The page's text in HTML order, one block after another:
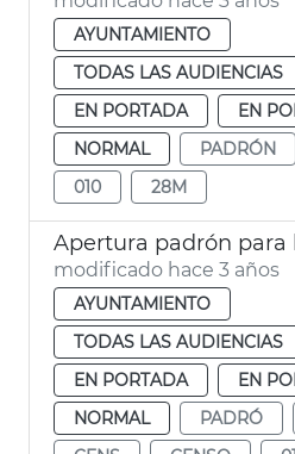
AYUNTAMIENTO
TODAS LAS AUDIENCIAS
EN PORTADA
EN
NORMAL
PADRÓN
010
28M
Apertura padrón para
modificado hace 3 años
AYUNTAMIENTO
TODAS LAS AUDIENCIAS
EN PORTADA
EN
NORMAL
PADRÓ